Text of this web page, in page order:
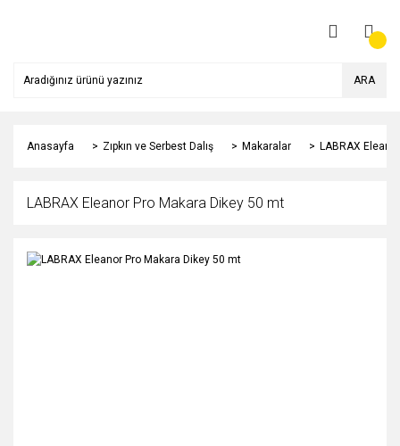
ARA
Anasayfa Zıpkın ve Serbest Dalış Makaralar LABRAX
LABRAX Eleanor Pro Makara Dikey 50 mt